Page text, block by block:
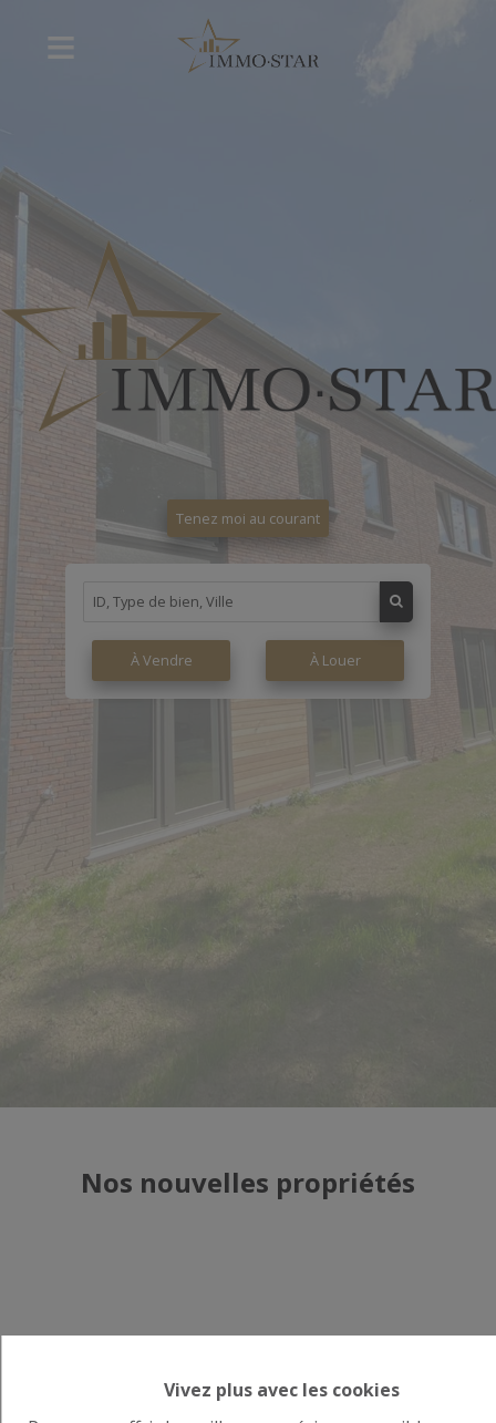
Vivez plus avec les cookies
Tenez moi au courant
À Vendre À Louer
Nos nouvelles propriétés
Navigated to Estimation gratuite de votre bien immobilier